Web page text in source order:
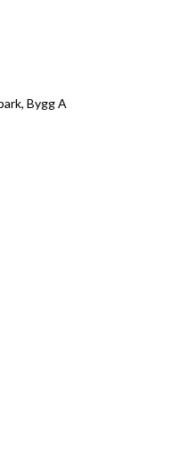
Bygg A